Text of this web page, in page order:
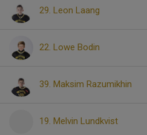
29. Leon Laang
22. Lowe Bodin
39. Maksim Razumikhin
19. Melvin Lundkvist